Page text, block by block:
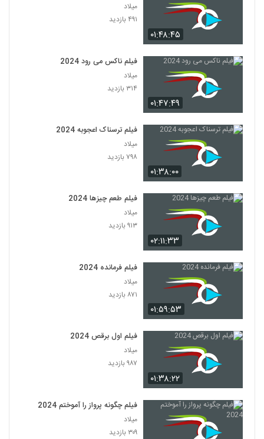
۰۱:۴۸:۴۵
میلاد
۴۹۱ بازدید
۰۱:۴۷:۴۹
فیلم ناکس می رود 2024
میلاد
۳۱۴ بازدید
۰۱:۳۸:۰۰
فیلم ترسناک اعجوبه 2024
میلاد
۷۹۸ بازدید
۰۲:۱۱:۳۳
فیلم طعم چیزها 2024
میلاد
۹۱۳ بازدید
۰۱:۵۹:۵۳
فیلم فرمانده 2024
میلاد
۸۷۱ بازدید
۰۱:۳۸:۲۲
فیلم اول برقص 2024
میلاد
۹۸۷ بازدید
فیلم چگونه پرواز را آموختم 2024
میلاد
۳۰۹ بازدید